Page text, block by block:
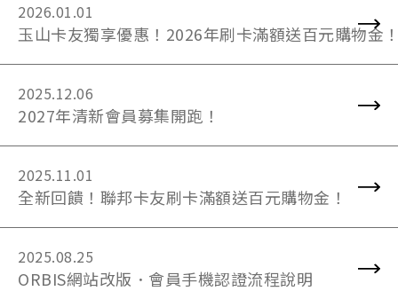
2026.01.01
玉山卡友獨享優惠！2026年刷卡滿額送百元購物金
2025.12.06
2027年清新會員募集開跑！
2025.11.01
全新回饋！聯邦卡友刷卡滿額送百元購物金！
2025.08.25
ORBIS網站改版．會員手機認證流程說明